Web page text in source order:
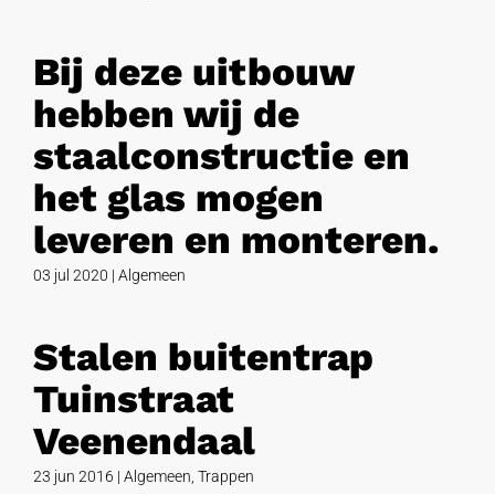
Bij deze uitbouw
hebben wij de
staalconstructie en
het glas mogen
leveren en monteren.
03 jul 2020 | Algemeen
Stalen buitentrap
Tuinstraat
Veenendaal
23 jun 2016 | Algemeen Trappen